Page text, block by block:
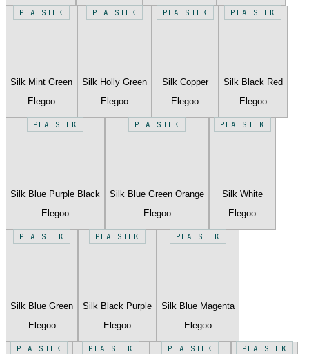
PLA SILK
Silk Mint Green
Elegoo
PLA SILK
Silk Holly Green
Elegoo
PLA SILK
Silk Copper
Elegoo
PLA SILK
Silk Black Red
Elegoo
PLA SILK
Silk Blue Purple Black
Elegoo
PLA SILK
Silk Blue Green Orange
Elegoo
PLA SILK
Silk White
Elegoo
PLA SILK
Silk Blue Green
Elegoo
PLA SILK
Silk Black Purple
Elegoo
PLA SILK
Silk Blue Magenta
Elegoo
PLA SILK PLA SILK PLA SILK PLA SILK